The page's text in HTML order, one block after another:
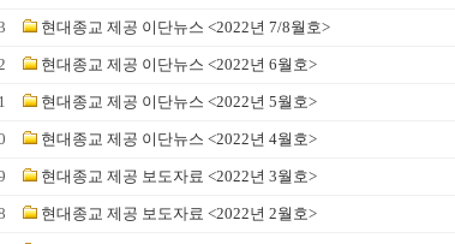
현대종교 제공 이단뉴스 <2022년 7/8월호>
현대종교 제공 이단뉴스 <2022년 6월호>
현대종교 제공 이단뉴스 <2022년 5월호>
현대종교 제공 이단뉴스 <2022년 4월호>
현대종교 제공 보도자료 <2022년 3월호>
현대종교 제공 보도자료 <2022년 2월호>